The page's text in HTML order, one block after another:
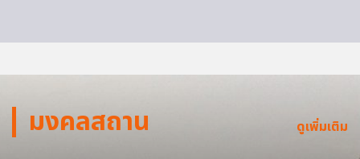
มงคลสถาน ดูเพิ่มเติม